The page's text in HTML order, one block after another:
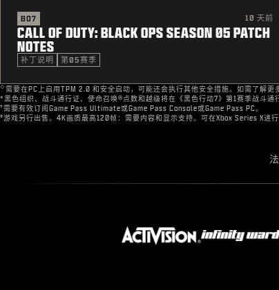
BO7 10 天前
CALL OF DUTY: BLACK OPS SEASON 05 PATCH
NOTES
补丁说明 第05赛季
◇ 需要在PC上启用TPM 2.0 和安全启动，可能还会执行其他安全措施。如需了解更
*黑色组织、战斗通行证、使命召唤®点数和越级将在《黑色行动7》第1赛季战斗通
†需要有效订阅Game Pass Ultimate或Game Pass Console或Game Pass PC。
‡游戏另行出售。4K画质最高120帧：需要内容和显示支持。可在Xbox Series X进行